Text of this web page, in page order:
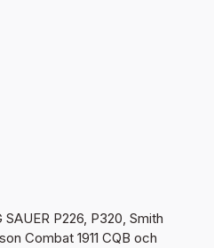
P226, P320, Smith
Combat 1911 CQB och